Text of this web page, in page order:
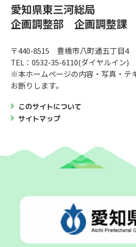
愛知県東三河総局
企画調整部 企画調整課
〒440-8515 豊橋市八町通五丁目4
TEL：0532-35-6110(ダイヤルイン)
※本ホームページの内容・写真・テ
お断りします。
このサイトについて
サイトマップ